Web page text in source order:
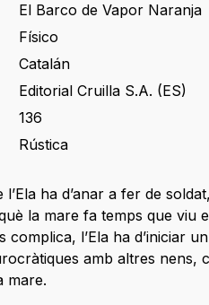
El Barco de Vapor Naranja
Físico
Catalán
Editorial Cruilla S.A. (ES)
136
Rústica
ha d’anar a fer de
la mare fa temps que viu
l’Ela ha d’iniciar
amb altres nens,
mare.